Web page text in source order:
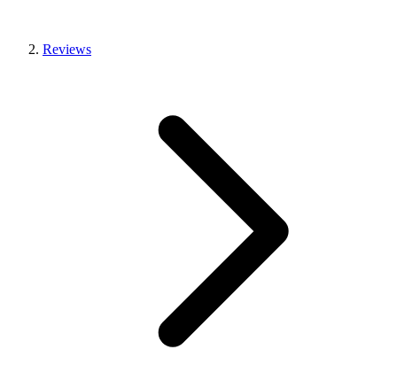
Reviews